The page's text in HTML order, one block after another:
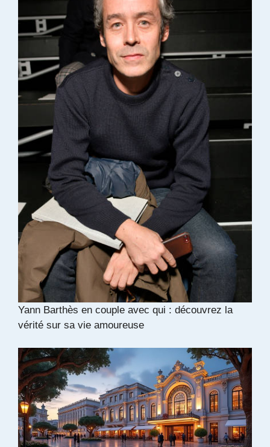
Yann Barthès en couple avec qui : découvrez la
vérité sur sa vie amoureuse